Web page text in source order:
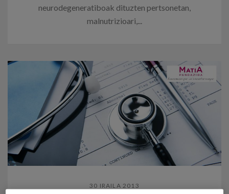
neurodegeneratiboak dituzten pertsonetan,
malnutrizioari,...
30 IRAILA 2013